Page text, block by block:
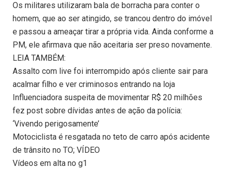
Os militares utilizaram bala de borracha para conter o
homem, que ao ser atingido, se trancou dentro do imóvel
e passou a ameaçar tirar a própria vida. Ainda conforme a
PM, ele afirmava que não aceitaria ser preso novamente.
LEIA TAMBÉM:
Assalto com live foi interrompido após cliente sair para
acalmar filho e ver criminosos entrando na loja
Influenciadora suspeita de movimentar R$ 20 milhões
fez post sobre dívidas antes de ação da polícia:
‘Vivendo perigosamente’
Motociclista é resgatada no teto de carro após acidente
de trânsito no TO; VÍDEO
Vídeos em alta no g1